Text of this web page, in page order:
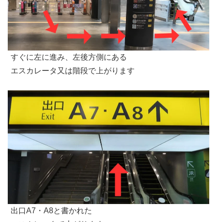
すぐに左に進み、左後方側にある
エスカレータ又は階段で上がります
出口A7・A8と書かれた